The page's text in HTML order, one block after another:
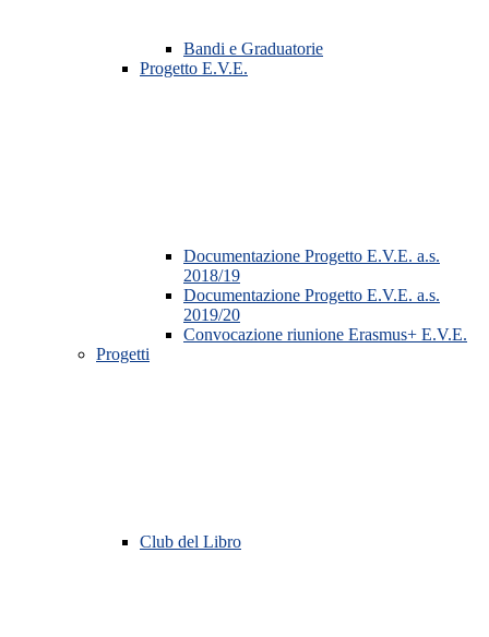
Bandi e Graduatorie
Progetto E.V.E.
Documentazione Progetto E.V.E. a.s.
2018/19
Documentazione Progetto E.V.E. a.s.
2019/20
Convocazione riunione Erasmus+ E.V.E.
Progetti
Club del Libro